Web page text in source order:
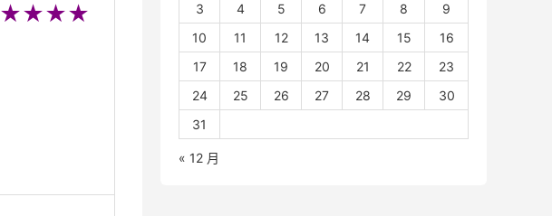
★★★★
3
4 5 6 7 8
9
10
11 12 13 14 15
16
17
18 19 20 21 22
23
24
25 26 27 28 29
30
31
« 12 月